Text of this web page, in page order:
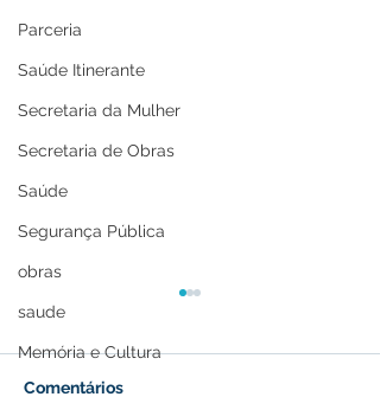
Parceria
Saúde Itinerante
Secretaria da Mulher
Secretaria de Obras
Saúde
Segurança Pública
obras
saude
Memória e Cultura
Comentários